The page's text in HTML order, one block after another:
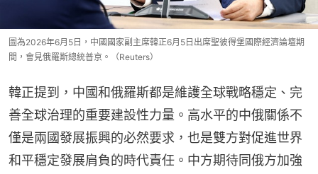
圖為2026年6月5日，中國國家副主席韓正6月5日出席聖彼得堡國際經濟論壇期
間，會見俄羅斯總統普京。（Reuters）
韓正提到，中國和俄羅斯都是維護全球戰略穩定、完
善全球治理的重要建設性力量。高水平的中俄關係不
僅是兩國發展振興的必然要求，也是雙方對促進世界
和平穩定發展肩負的時代責任。中方期待同俄方加強